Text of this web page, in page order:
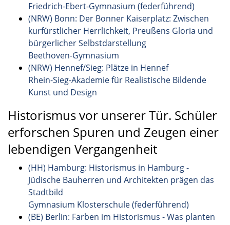
Friedrich-Ebert-Gymnasium (federführend)
(NRW) Bonn: Der Bonner Kaiserplatz: Zwischen
kurfürstlicher Herrlichkeit, Preußens Gloria und
bürgerlicher Selbstdarstellung
Beethoven-Gymnasium
(NRW) Hennef/Sieg: Plätze in Hennef
Rhein-Sieg-Akademie für Realistische Bildende
Kunst und Design
Historismus vor unserer Tür. Schüler
erforschen Spuren und Zeugen einer
lebendigen Vergangenheit
(HH) Hamburg: Historismus in Hamburg -
Jüdische Bauherren und Architekten prägen das
Stadtbild
Gymnasium Klosterschule (federführend)
(BE) Berlin: Farben im Historismus - Was planten